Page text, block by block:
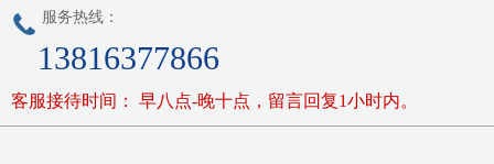
服务热线：
13816377866
客服接待时间： 早八点-晚十点，留言回复1小时内。